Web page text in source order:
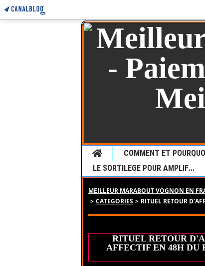
Home
LE SORTILEGE POUR AMPLIFIER LE DESIR
MEILLEUR MARABOUT VOGNON EN
> CATEGORIES > RITUEL RETOUR
RITUEL RETOUR
AFFECTIF EN 48H